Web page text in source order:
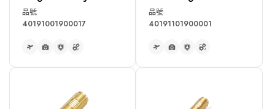
Adapter
品號
40191001900017
Bulkhead SMA Jack
Adapter
品號
40191101900001